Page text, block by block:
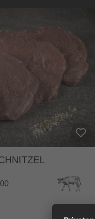
von 4.8 von 5 Sternen